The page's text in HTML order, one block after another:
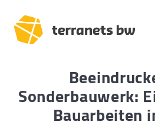
Trassenverlauf SEL:
Lampertheim –
Sonderbauwerk:
Bauarbeiten